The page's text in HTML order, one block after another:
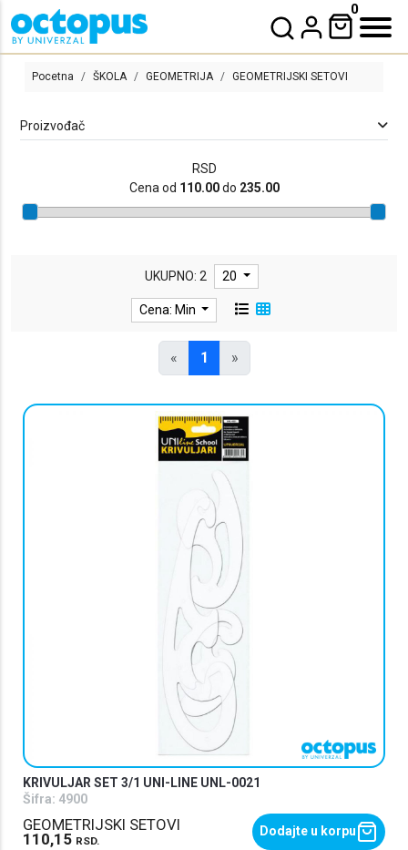
0
Pocetna ŠKOLA GEOMETRIJA GEOMETRIJSKI SETOVI
Proizvođač
RSD
Cena od 110.00do 235.00
GEOMETRIJSKI SETOVI
UKUPNO: 2 20
Cena: Min
« 1 »
KRIVULJAR SET 3/1 UNI-LINE UNL-0021
Šifra: 4900
GEOMETRIJSKI SETOVI
110,15 RSD.
Dodajte u korpu